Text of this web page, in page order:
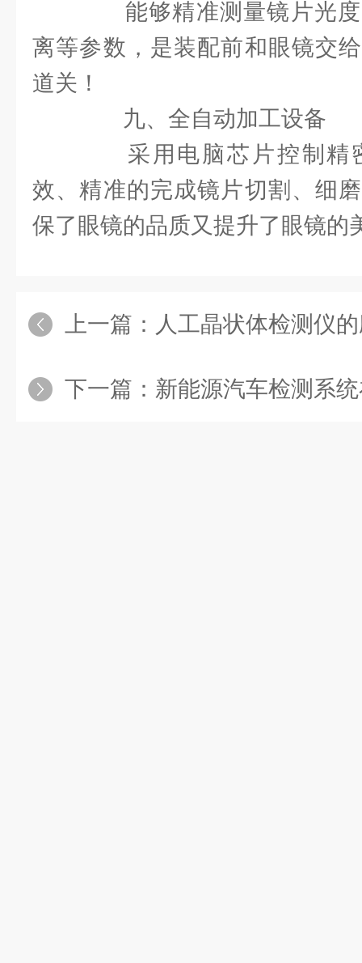
能够精准测量镜片光度
离等参数，是装配前和眼镜交
道关！
九、全自动加工设备
采用电脑芯片控制精
效、精准的完成镜片切割、细
保了眼镜的品质又提升了眼镜的
上一篇： 人工晶状体检测仪的应用居
下一篇： 新能源汽车检测系统在目前